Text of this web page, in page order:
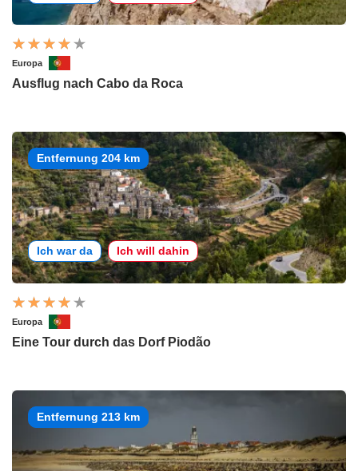
Europa
Ausflug nach Cabo da Roca
Entfernung 204 km
Ich war da Ich will dahin
Europa
Eine Tour durch das Dorf Piodão
Entfernung 213 km